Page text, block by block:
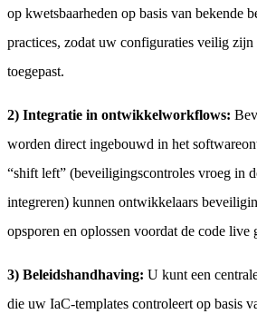
op kwetsbaarheden op basis van bekende
practices, zodat uw configuraties veilig
toegepast.
2) Integratie in ontwikkelworkflows:
worden direct ingebouwd in het
“shift left” (beveiligingscontroles vroeg in
integreren) kunnen ontwikkelaars
opsporen en oplossen voordat de code live
3) Beleidshandhaving: U kunt een
die uw IaC-templates controleert op basis